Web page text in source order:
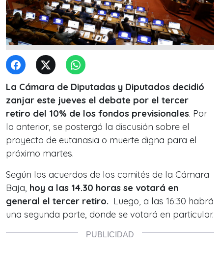
La Cámara de Diputadas y Diputados decidió
zanjar este jueves el debate por el tercer
retiro del 10% de los fondos previsionales. Por
lo anterior, se postergó la discusión sobre el
proyecto de eutanasia o muerte digna para el
próximo martes.
Según los acuerdos de los comités de la Cámara
Baja, hoy a las 14.30 horas se votará en
general el tercer retiro. Luego, a las 16:30 habrá
una segunda parte, donde se votará en particular.